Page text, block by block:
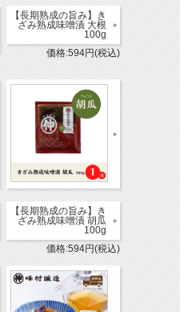
【長期熟成の旨み】き
ざみ熟成味噌漬 大根
100g
価格:594円(税込)
【長期熟成の旨み】き
ざみ熟成味噌漬 胡瓜
100g
価格:594円(税込)